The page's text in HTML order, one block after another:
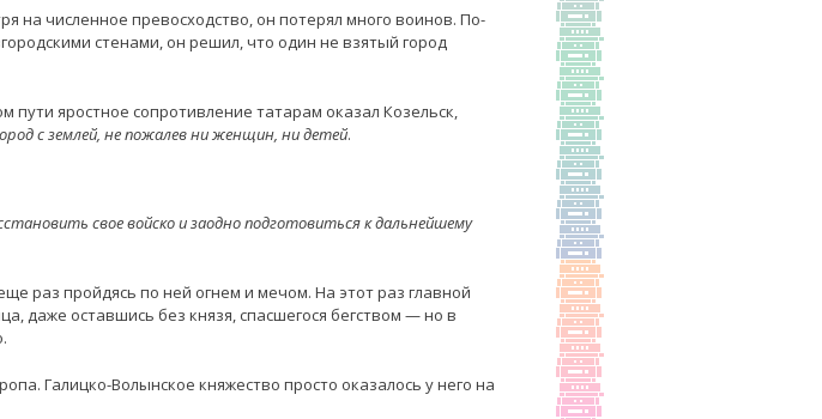
на численное превосходство, он потерял много воинов. По-
стенами, он решил, что один не взятый город
яростное сопротивление татарам оказал Козельск,
с землей, не пожалев ни женщин, ни детей.
свое войско и заодно подготовиться к дальнейшему
раз пройдясь по ней огнем и мечом. На этот раз главной
даже оставшись без князя, спасшегося бегством — но в
Галицко-Волынское княжество просто оказалось у него на